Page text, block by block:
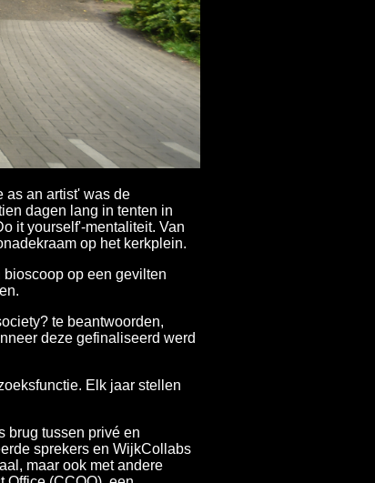
as an artist' was de
dagen lang in tenten in
it yourself'-mentaliteit. Van
op het kerkplein.
bioscoop op een gevilten
te beantwoorden,
deze gefinaliseerd werd
Elk jaar stellen
brug tussen privé en
sprekers en WijkCollabs
maar ook met andere